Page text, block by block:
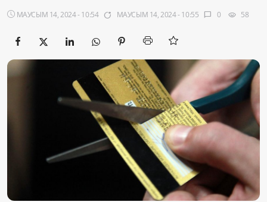
Саясат
Sadaq TV
Экономика
Жаңалықтар
МАУСЫМ 14, 2024 - 10:54 app_badging МАУСЫМ 14, 2024 - 10:55 chat_bubble 0 visibility 58